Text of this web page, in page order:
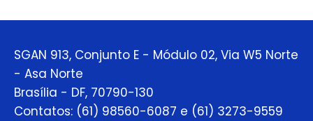
SGAN 913, Conjunto E - Módulo 02, Via W5 Norte
- Asa Norte
Brasília - DF, 70790-130
Contatos: (61) 98560-6087 e (61) 3273-9559